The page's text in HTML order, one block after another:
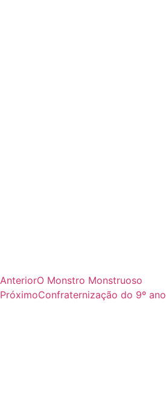
AnteriorO Monstro Monstruoso
PróximoConfraternização do 9º ano